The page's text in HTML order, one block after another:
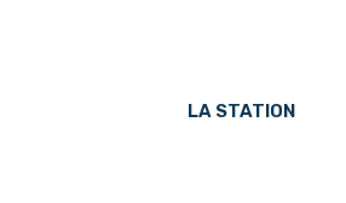
LA STATION